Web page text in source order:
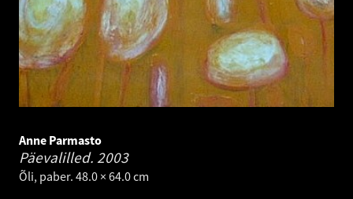
Anne Parmasto
Päevalilled. 2003
Õli, paber. 48.0 × 64.0 cm